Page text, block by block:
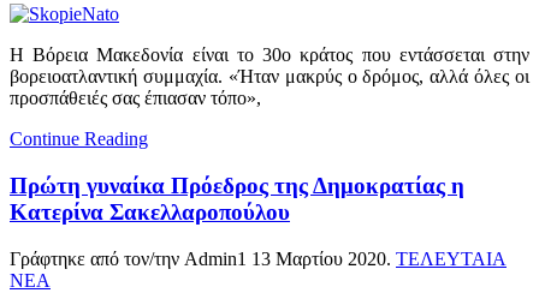
Η Βόρεια Μακεδονία είναι το 30ο κράτος που εντάσσεται στην
βορειοατλαντική συμμαχία. «Ήταν μακρύς ο δρόμος, αλλά όλες οι
προσπάθειές σας έπιασαν τόπο»,
Continue Reading
Πρώτη γυναίκα Πρόεδρος της Δημοκρατίας η
Κατερίνα Σακελλαροπούλου
Γράφτηκε από τον/την Admin1 13 Μαρτίου 2020. ΤΕΛΕΥΤΑΙΑ
ΝΕΑ